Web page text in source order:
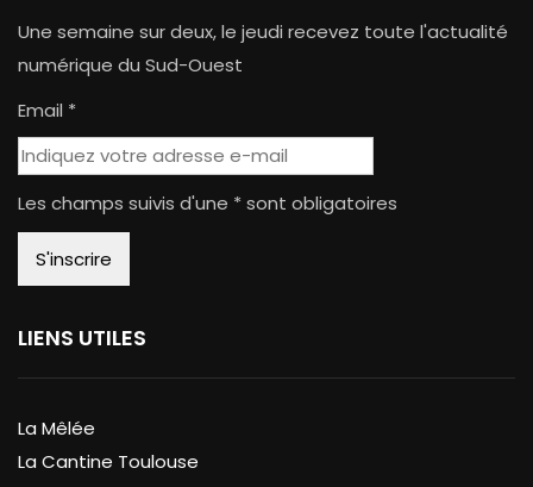
Une semaine sur deux, le jeudi recevez toute l'actualité
numérique du Sud-Ouest
Email *
Les champs suivis d'une * sont obligatoires
LIENS UTILES
La Mêlée
La Cantine Toulouse